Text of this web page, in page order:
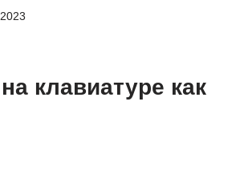
клавиатуре как